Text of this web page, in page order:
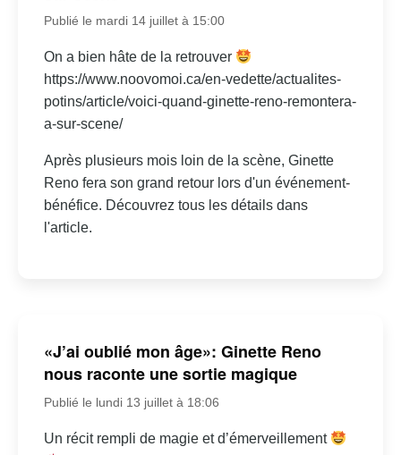
Publié le mardi 14 juillet à 15:00
On a bien hâte de la retrouver
https://www.noovomoi.ca/en-vedette/actualites-
potins/article/voici-quand-ginette-reno-remontera-
a-sur-scene/
Après plusieurs mois loin de la scène, Ginette
Reno fera son grand retour lors d'un événement-
bénéfice. Découvrez tous les détails dans
l'article.
«J’ai oublié mon âge»: Ginette Reno
nous raconte une sortie magique
Publié le lundi 13 juillet à 18:06
Un récit rempli de magie et d’émerveillement